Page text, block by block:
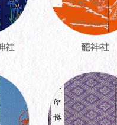
社 籠神社